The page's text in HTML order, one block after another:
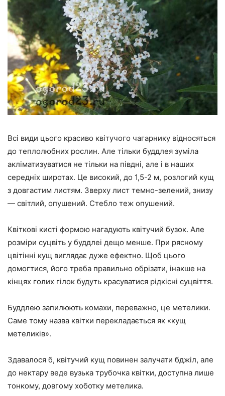
Всі види цього красиво квітучого чагарнику відносяться
до теплолюбних рослин. Але тільки буддлея зуміла
акліматизуватися не тільки на півдні, але і в наших
середніх широтах. Це високий, до 1,5-2 м, розлогий кущ
з довгастим листям. Зверху лист темно-зелений, знизу
— світлий, опушений. Стебло теж опушений.
Квіткові кисті формою нагадують квітучий бузок. Але
розміри суцвіть у буддлеі дещо менше. При рясному
цвітінні кущ виглядає дуже ефектно. Щоб цього
домогтися, його треба правильно обрізати, інакше на
кінцях голих гілок будуть красуватися рідкісні суцвіття.
Буддлею запилюють комахи, переважно, це метелики.
Саме тому назва квітки перекладається як «кущ
метеликів».
Здавалося б, квітучий кущ повинен залучати бджіл, але
до нектару веде вузька трубочка квітки, доступна лише
тонкому, довгому хоботку метелика.